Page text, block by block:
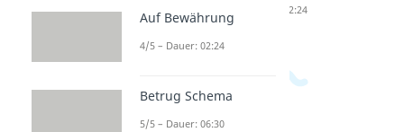
Dauer: 02:24
Auf Bewährung
4/5 – Dauer: 02:24
Betrug Schema
5/5 – Dauer: 06:30